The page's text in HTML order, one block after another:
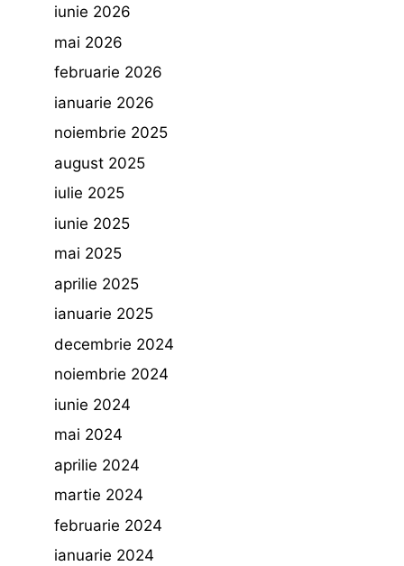
iunie 2026
mai 2026
februarie 2026
ianuarie 2026
noiembrie 2025
august 2025
iulie 2025
iunie 2025
mai 2025
aprilie 2025
ianuarie 2025
decembrie 2024
noiembrie 2024
iunie 2024
mai 2024
aprilie 2024
martie 2024
februarie 2024
ianuarie 2024